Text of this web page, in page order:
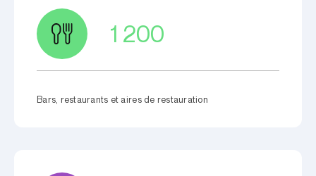
1 200
Bars, restaurants et aires de restauration